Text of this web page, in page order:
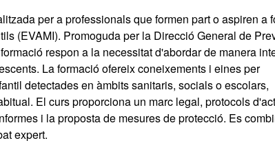
per a professionals que formen part o aspiren a
(EVAMI). Promoguda per la Direcció General de
respon a la necessitat d'abordar de manera
La formació ofereix coneixements i eines per
detectades en àmbits sanitaris, socials o escolars,
El curs proporciona un marc legal, protocols
i la proposta de mesures de protecció. Es
expert.